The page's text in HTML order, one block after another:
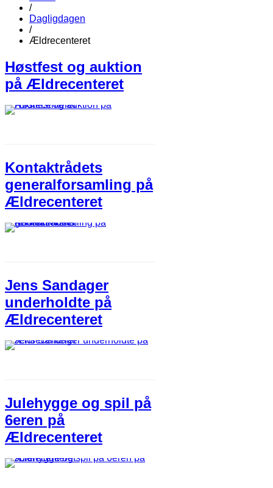
/
Dagligdagen
/
Ældrecenteret
Høstfest og auktion
på Ældrecenteret
Kontaktrådets
generalforsamling på
Ældrecenteret
Jens Sandager
underholdte på
Ældrecenteret
Julehygge og spil på
6eren på
Ældrecenteret